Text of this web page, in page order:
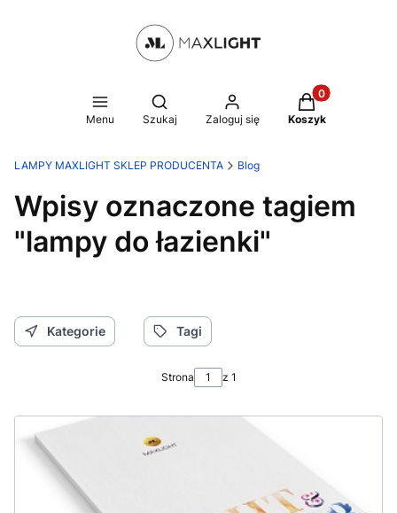
Menu
Otwórz wyszukiwarkę
Szukaj Zaloguj się
Produkty w
Koszyk
LAMPY MAXLIGHT SKLEP PRODUCENTA Blog
Wpisy oznaczone tagiem
"lampy do łazienki"
Kategorie Tagi
Strona z 1